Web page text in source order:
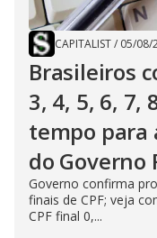
CAPITALIST/ 05/08/
Brasileiros
3, 4, 5, 6, 7,
tempo para
do Governo
Governo confirma
finais de CPF; veja
CPF final 0,...